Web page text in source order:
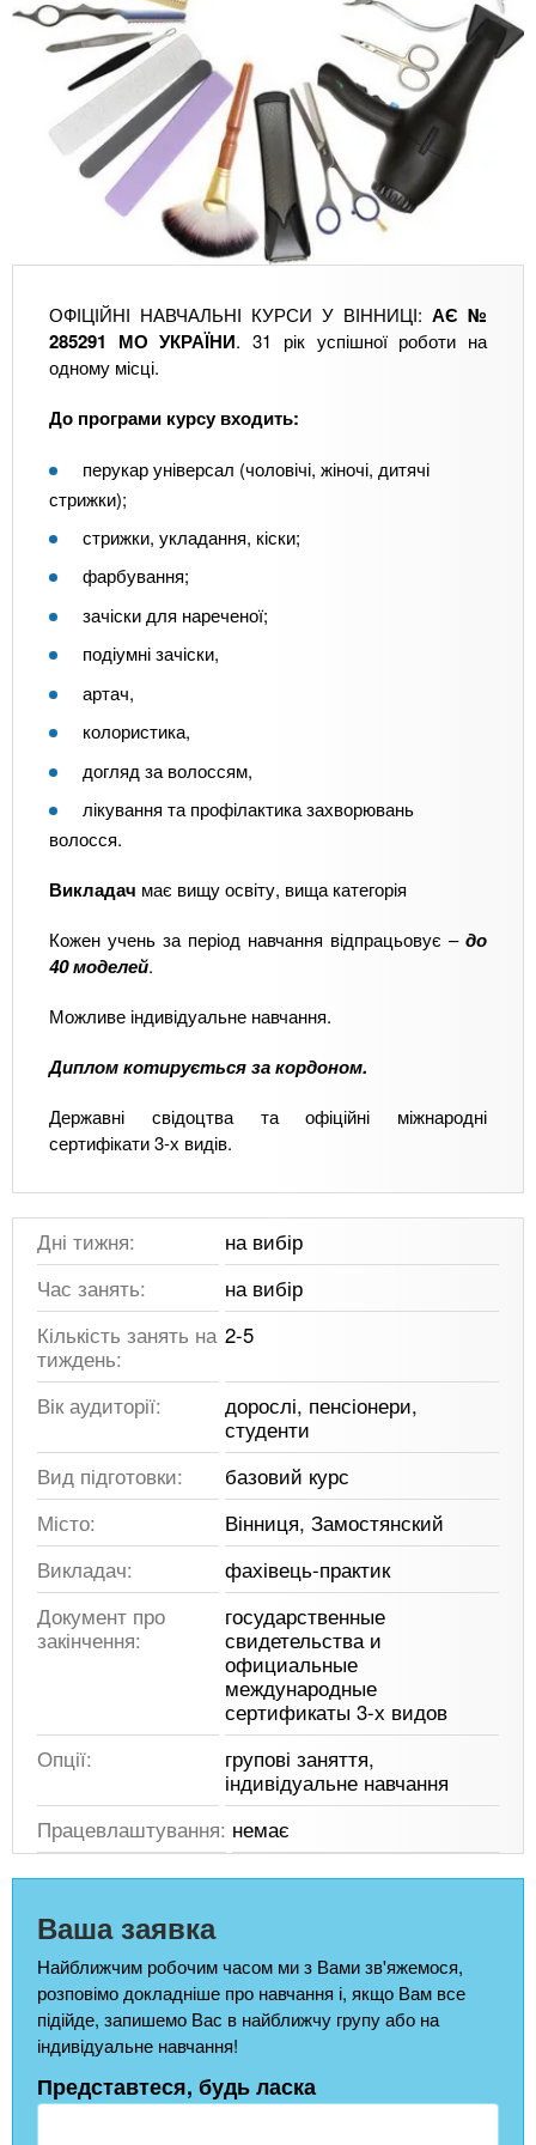
ОФІЦІЙНІ НАВЧАЛЬНІ КУРСИ У ВІННИЦІ: АЄ №
285291 МО УКРАЇНИ. 31 рік успішної роботи на
одному місці.
До програми курсу входить:
перукар універсал (чоловічі, жіночі, дитячі
стрижки);
стрижки, укладання, кіски;
фарбування;
зачіски для нареченої;
подіумні зачіски,
артач,
колористика,
догляд за волоссям,
лікування та профілактика захворювань
волосся.
Викладач має вищу освіту, вища категорія
Кожен учень за період навчання відпрацьовує – до
40 моделей.
Можливе індивідуальне навчання.
Диплом котирується за кордоном.
Державні свідоцтва та офіційні міжнародні
сертифікати 3-х видів.
Дні тижня:
на вибір
Час занять:
на вибір
Кількість занять на
тиждень:
2-5
Вік аудиторії:
дорослі, пенсіонери,
студенти
Вид підготовки:
базовий курс
Місто:
Вінниця, Замостянский
Викладач:
фахівець-практик
Документ про
закінчення:
государственные
свидетельства и
официальные
международные
сертификаты 3-х видов
Опції:
групові заняття,
індивідуальне навчання
Працевлаштування: немає
Ваша заявка
Найближчим робочим часом ми з Вами зв'яжемося,
розповімо докладніше про навчання і, якщо Вам все
підійде, запишемо Вас в найближчу групу або на
індивідуальне навчання!
Представтеся, будь ласка